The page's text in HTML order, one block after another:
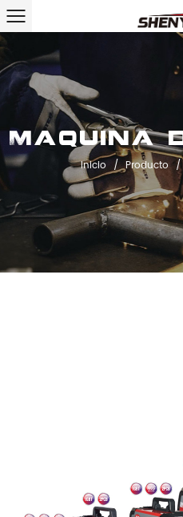
Maquina
Inicio / Producto /